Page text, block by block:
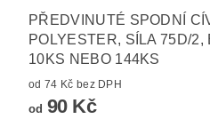
PŘEDVINUTÉ SPODNÍ
POLYESTER, SÍLA 75D/2,
10KS NEBO 144KS
od 74 Kč bez DPH
od 90 Kč